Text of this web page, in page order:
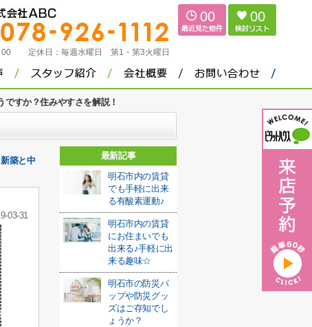
00 定休日： 毎週水曜日 第1・第3火曜日
00 00
すか？住みやすさを解説！
築と中
03-31
最新記事
明石市内の賃貸
でも手軽に出来
る有酸素運動♪
明石市内の賃貸
にお住まいでも
出来る♪手軽に出
来る趣味☆
明石市の防災パ
ップや防災グッ
ズはご存知でし
ょうか？